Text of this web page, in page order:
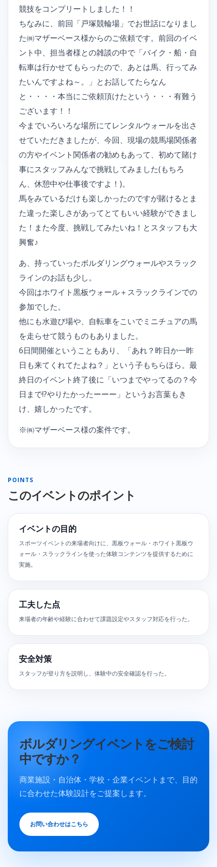
競技をコンプリートしました！！
ちなみに、前回「戸塚競輪場」でお世話になりまし
た㈱マザーベース様からのご依頼です。前回のイベ
ント中、担当者様との雑談の中で「バイク・船・自
転車は行かせてもらったので、あとは馬、行ってみ
たいんですよね～。」とお話してたらなん
と・・・・本当にご依頼頂けたという・・・有難う
ございます！！
今までいろいろな場所にてレンタルウォールを出さ
せていただきましたが、今回、現場の競馬場関係者
の方やイベント関係者の勧めもあって、初めて賭け
事にスタッフみんなで挑戦してみました(もちろ
ん、休憩中や仕事後ですよ！)。
馬をみているだけも楽しかったのですが賭けるとま
た違った楽しさがあってとてもいい経験ができまし
た！また今度、挑戦してみたいね！とスタッフも大
興奮♪
あ、持っていったボルダリングウォールやスラック
ラインのお話も少し。
今回はホワイト黒板ウォール＋スラックラインでの
参加でした。
他にも水遊び場や、自転車をこいでミニチュアの馬
を走らせて競うものもありました。
6日間開催ということもあり、「あれ？昨日か一昨
日も来てくれてたよね？」という子もちらほら。最
終日のイベント終了後に「いつまでやってるの？今
日まで!?やりたかったーーー」というお言葉もき
け、嬉しかったです。
※㈱マザーベース様の案件です。
POINTS
このイベントのポイント
イベントの目的
スポーツイベントの来場者向けに、黒板ウォール・ホワイト黒板ウ
ォール・スラックラインを使った体験コンテンツを提供するために
実施。
工夫した点
来場者の年齢や経験に合わせて課題設定やスタッフ対応を行った。
安全対策
スタッフが登り方を説明し、体験中の安全確認を行った。
ボルダリングイベントをご検討
中ですか？
商業施設・自治体・学校・企業イベントまで、目的
に合わせた体験設計をご提案します。
お問い合わせはこちら